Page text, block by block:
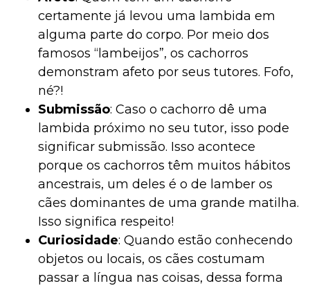
certamente já levou uma lambida em
alguma parte do corpo. Por meio dos
famosos “lambeijos”, os cachorros
demonstram afeto por seus tutores. Fofo,
né?!
Submissão: Caso o cachorro dê uma
lambida próximo no seu tutor, isso pode
significar submissão. Isso acontece
porque os cachorros têm muitos hábitos
ancestrais, um deles é o de lamber os
cães dominantes de uma grande matilha.
Isso significa respeito!
Curiosidade: Quando estão conhecendo
objetos ou locais, os cães costumam
passar a língua nas coisas, dessa forma